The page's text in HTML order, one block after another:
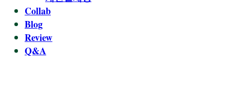
Collab
Blog
Review
Q&A